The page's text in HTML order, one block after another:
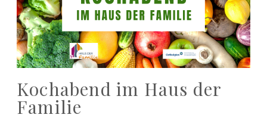
Kochabend im Haus der
Familie